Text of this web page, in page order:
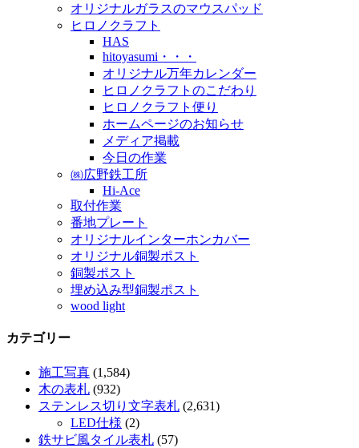
オリジナルガラスのマウスパッド
ヒロノクラフト
HAS
hitoyasumi・・・
オリジナル万年カレンダー
ヒロノクラフトのこだわり
ヒロノクラフト便り
ホームページのお知らせ
メディア掲載
今日の作業
㈱広野鉄工所
Hi-Ace
取付作業
番地プレート
オリジナルインターホンカバー
オリジナル銅製ポスト
銅製ポスト
埋め込み型銅製ポスト
wood light
カテゴリー
施工写真 (1,584)
木の表札 (932)
ステンレス切り文字表札 (2,631)
LED仕様 (2)
鉄サビ風タイル表札 (57)